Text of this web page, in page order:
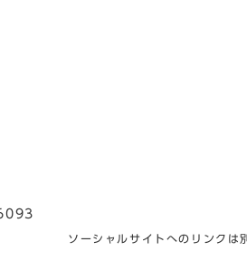
ソーシャルサイトへのリンクは